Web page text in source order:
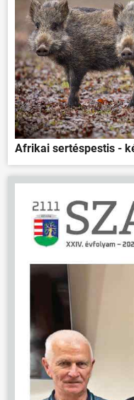
Afrikai sertéspestis -